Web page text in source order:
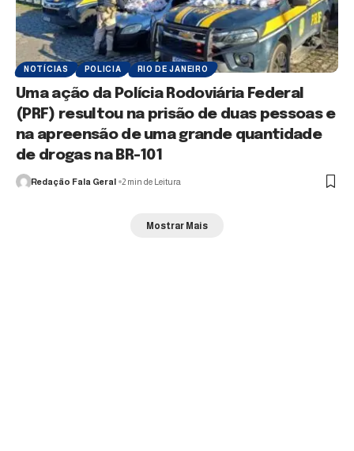
NOTÍCIAS POLICIA RIO DE JANEIRO
Uma ação da Polícia Rodoviária Federal
(PRF) resultou na prisão de duas pessoas e
na apreensão de uma grande quantidade
de drogas na BR-101
Redação Fala Geral 2 min de Leitura
Mostrar Mais